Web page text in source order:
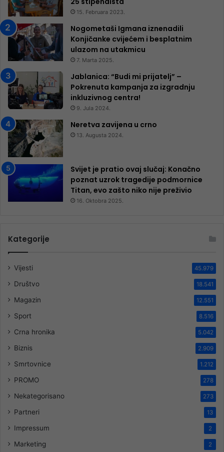
15. Februara 2023.
Nogometaši Igmana iznenadili
Konjičanke cvijećem i besplatnim
ulazom na utakmicu
7. Marta 2025.
Jablanica: “Budi mi prijatelj” –
Pokrenuta kampanja za izgradnju
inkluzivnog centra!
9. Jula 2024.
Neretva zavijena u crno
13. Augusta 2024.
Svijet je pratio ovaj slučaj: Konačno
poznat uzrok tragedije podmornice
Titan, evo zašto niko nije preživio
16. Oktobra 2025.
Kategorije
Vijesti 45.979
Društvo 18.541
Magazin 12.551
Sport 8.516
Crna hronika 5.042
Biznis 2.909
Smrtovnice 1.212
PROMO 278
Nekategorisano 273
Partneri 13
Impressum 2
Marketing 2